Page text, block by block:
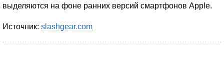
выделяются на фоне ранних версий смартфонов Apple.
Источник: slashgear.com